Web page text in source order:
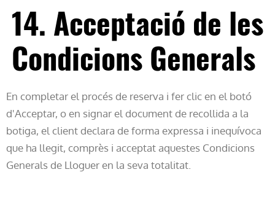
14. Acceptació de les
Condicions Generals
En completar el procés de reserva i fer clic en el botó
d'Acceptar, o en signar el document de recollida a la
botiga, el client declara de forma expressa i inequívoca
que ha llegit, comprès i acceptat aquestes Condicions
Generals de Lloguer en la seva totalitat.